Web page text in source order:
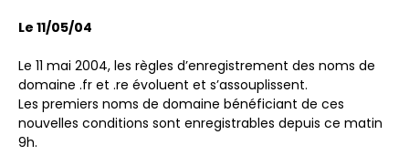
Le 11/05/04
Le 11 mai 2004, les règles d’enregistrement des noms de
domaine .fr et .re évoluent et s’assouplissent.
Les premiers noms de domaine bénéficiant de ces
nouvelles conditions sont enregistrables depuis ce matin
9h.